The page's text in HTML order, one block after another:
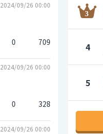
2024/09/26 00:00
0 709
2024/09/26 00:00
0 328
2024/09/26 00:00
4
5